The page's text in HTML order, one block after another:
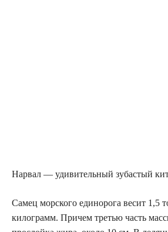
Нарвал — удивительный зубастый
Самец морского единорога весит 1,5
килограмм. Причем третью часть